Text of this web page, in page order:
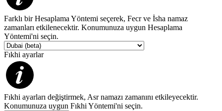
Farklı bir Hesaplama Yöntemi seçerek, Fecr ve İsha namaz
zamanları etkilenecektir. Konumunuza uygun Hesaplama
Yöntemi'ni seçin.
Fıkhi ayarlar
Fıkhi ayarları değiştirmek, Asr namazı zamanını etkileyecektir.
Konumunuza uygun Fıkhi Yöntemi'ni seçin.